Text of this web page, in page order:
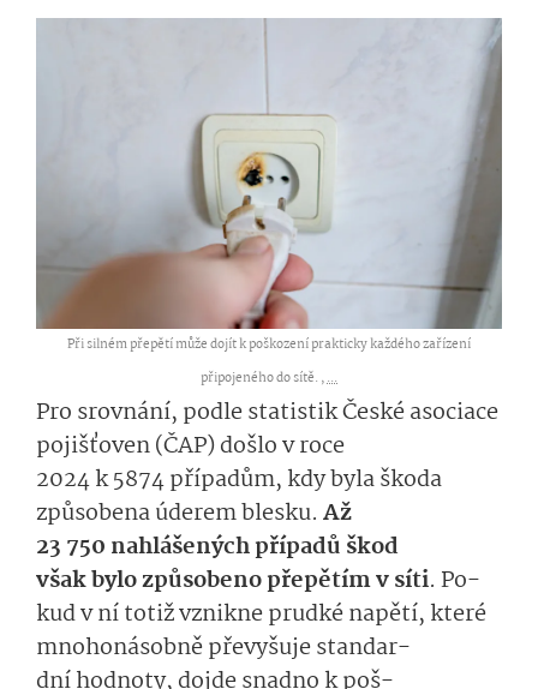
Při silném přepětí může dojít k poškození prakticky každého zařízení
připojeného do sítě. ,...
Pro srovnání, podle statistik České asociace
pojišťoven (ČAP) došlo v roce
2024 k 5874 p­řípadům, kdy byla škoda
způsobena úderem blesku. Až
23 750 nahláše­nýchpřípadů škod
všakbylo způsobenopře­pětímv síti. Po­
kudv ní totižvznikne prudké napětí, které
mnohonásobněpře­vyšujestandar­
dníhodnoty, dojdesnadno k poš­